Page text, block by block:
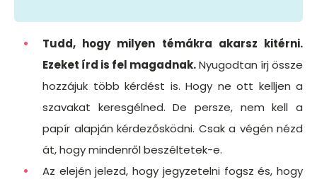
Tudd, hogy milyen témákra akarsz kitérni.
Ezeket írd is fel magadnak.Nyugodtan írj össze
hozzájuk több kérdést is. Hogy ne ott kelljen a
szavakat keresgélned. De persze, nem kell a
papír alapján kérdezősködni. Csak a végén nézd
át, hogy mindenről beszéltetek-e.
Az elején jelezd, hogy jegyzetelni fogsz és, hogy